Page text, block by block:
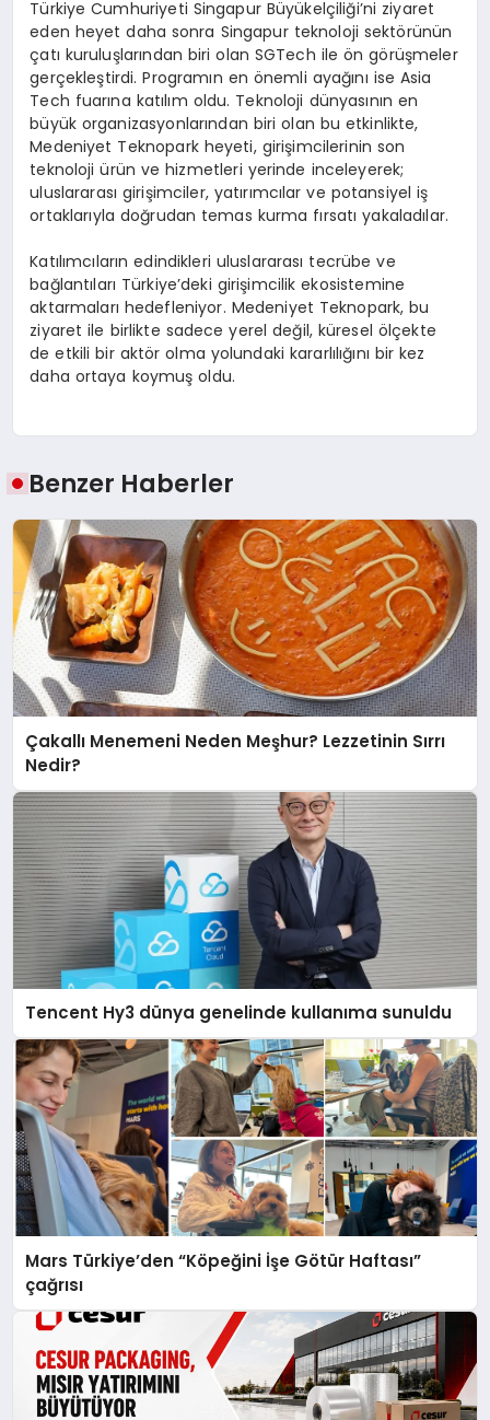
Türkiye Cumhuriyeti Singapur Büyükelçiliği’ni ziyaret
eden heyet daha sonra Singapur teknoloji sektörünün
çatı kuruluşlarından biri olan SGTech ile ön görüşmeler
gerçekleştirdi. Programın en önemli ayağını ise Asia
Tech fuarına katılım oldu. Teknoloji dünyasının en
büyük organizasyonlarından biri olan bu etkinlikte,
Medeniyet Teknopark heyeti, girişimcilerinin son
teknoloji ürün ve hizmetleri yerinde inceleyerek;
uluslararası girişimciler, yatırımcılar ve potansiyel iş
ortaklarıyla doğrudan temas kurma fırsatı yakaladılar.
Katılımcıların edindikleri uluslararası tecrübe ve
bağlantıları Türkiye’deki girişimcilik ekosistemine
aktarmaları hedefleniyor. Medeniyet Teknopark, bu
ziyaret ile birlikte sadece yerel değil, küresel ölçekte
de etkili bir aktör olma yolundaki kararlılığını bir kez
daha ortaya koymuş oldu.
Benzer Haberler
Çakallı Menemeni Neden Meşhur? Lezzetinin Sırrı
Nedir?
Tencent Hy3 dünya genelinde kullanıma sunuldu
Mars Türkiye’den “Köpeğini İşe Götür Haftası”
çağrısı